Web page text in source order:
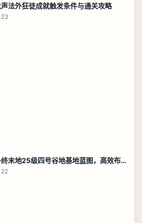
法外狂徒成就触发条件与通关攻略
明日方舟终末地25级四号谷地基地蓝图，高效布局规划